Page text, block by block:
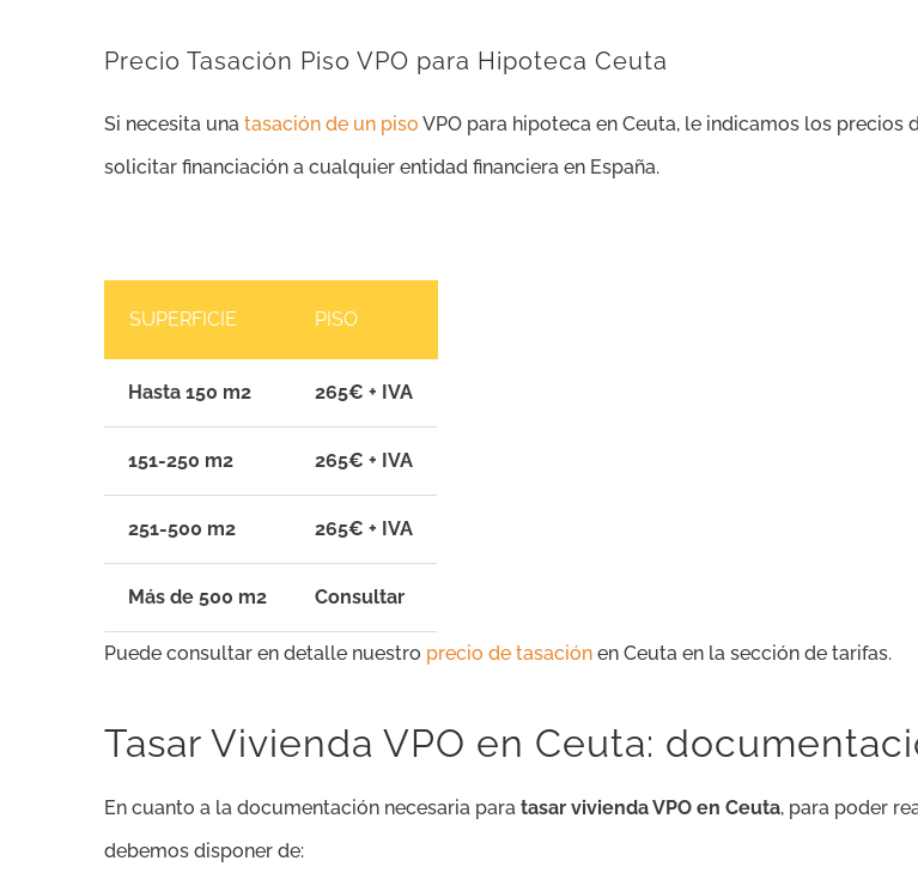
Precio Tasación Piso VPO para Hipoteca Ceuta
Si necesita una tasación de un piso VPO para hipoteca en Ceuta, le indicamos los
solicitar financiación a cualquier entidad financiera en España.
SUPERFICIE PISO
Hasta 150 m2 265€ + IVA
151-250 m2 265€ + IVA
251-500 m2 265€ + IVA
Más de 500 m2 Consultar
Puede consultar en detalle nuestro precio de tasación en Ceuta en la sección de tarifas.
Tasar Vivienda VPO en Ceuta:
En cuanto a la documentación necesaria para tasar vivienda VPO en Ceuta, para poder
debemos disponer de: